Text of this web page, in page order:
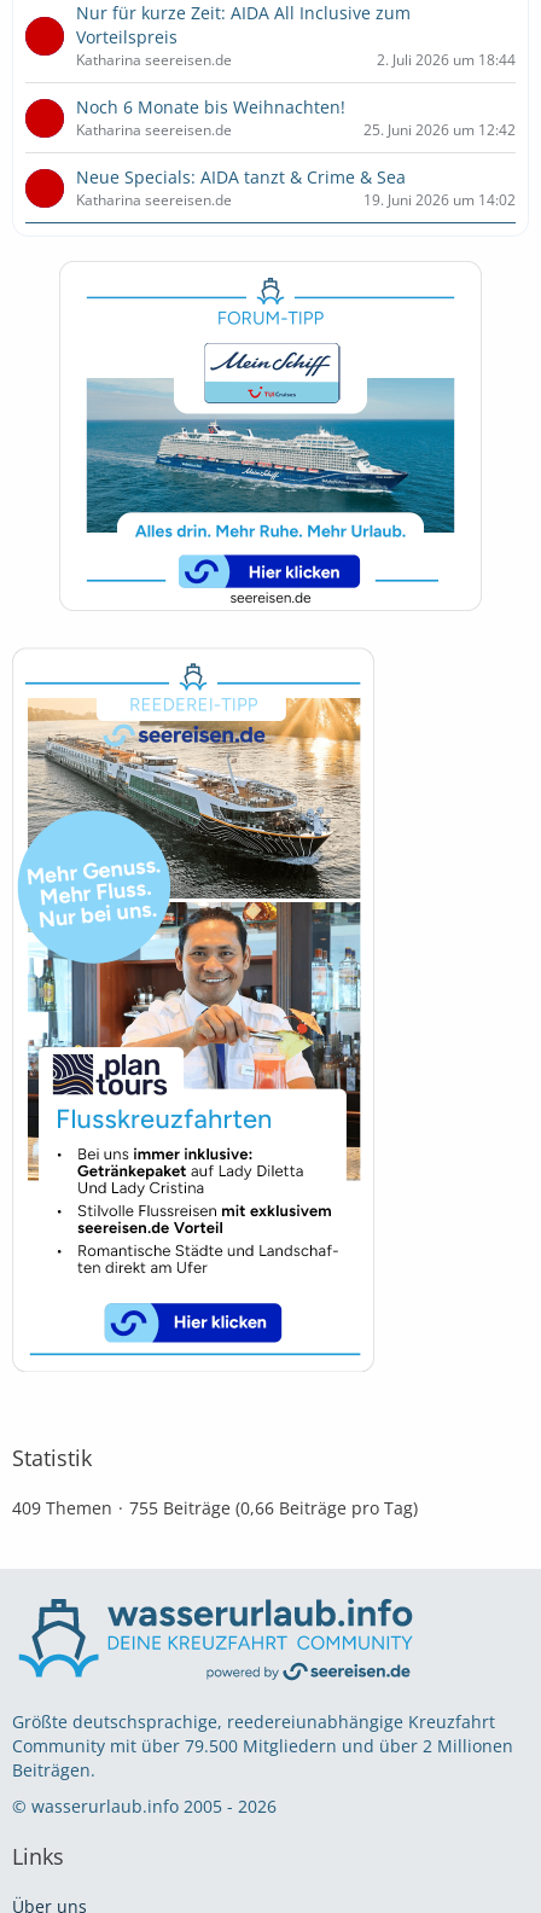
Nur für kurze Zeit: AIDA All Inclusive zum
Vorteilspreis
Katharina seereisen.de 2. Juli 2026 um 18:44
Noch 6 Monate bis Weihnachten!
Katharina seereisen.de 25. Juni 2026 um 12:42
Neue Specials: AIDA tanzt & Crime & Sea
Katharina seereisen.de 19. Juni 2026 um 14:02
Statistik
409 Themen 755 Beiträge (0,66 Beiträge pro Tag)
Größte deutschsprachige, reedereiunabhängige Kreuzfahrt
Community mit über 79.500 Mitgliedern und über 2 Millionen
Beiträgen.
© wasserurlaub.info 2005 - 2026
Links
Über uns